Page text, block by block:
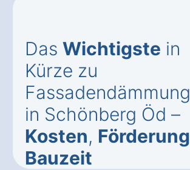
Das Wichtigste in
Kürze zu
Fassadendämmung
in Schönberg Öd –
Kosten, Förderung
Bauzeit